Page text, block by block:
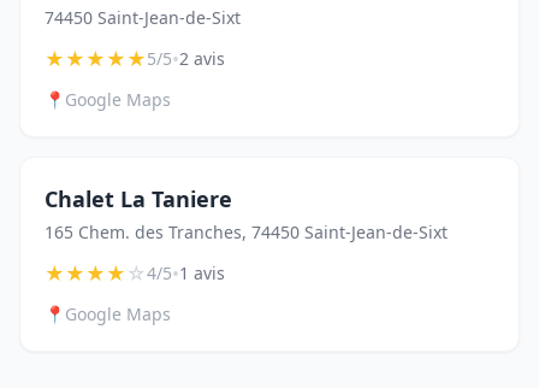
74450 Saint-Jean-de-Sixt
★★★★★5/5•2 avis
📍 Google Maps
Chalet La Taniere
165 Chem. des Tranches, 74450 Saint-Jean-de-Sixt
★★★★☆4/5•1 avis
📍 Google Maps